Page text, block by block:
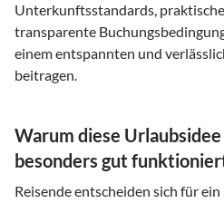
Unterkunftsstandards,
transparente
einem entspannten und
beitragen.
Warum diese
besonders gut
Reisende entscheiden sich für